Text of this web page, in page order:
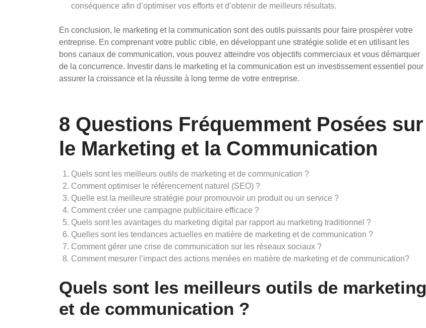
conséquence afin d’optimiser vos efforts et d’obtenir de meilleurs résultats.
En conclusion, le marketing et la communication sont des outils puissants pour faire prospérer votre
entreprise. En comprenant votre public cible, en développant une stratégie solide et en utilisant les
bons canaux de communication, vous pouvez atteindre vos objectifs commerciaux et vous démarquer
de la concurrence. Investir dans le marketing et la communication est un investissement essentiel pour
assurer la croissance et la réussite à long terme de votre entreprise.
8 Questions Fréquemment Posées sur
le Marketing et la Communication
Quels sont les meilleurs outils de marketing et de communication ?
Comment optimiser le référencement naturel (SEO) ?
Quelle est la meilleure stratégie pour promouvoir un produit ou un service ?
Comment créer une campagne publicitaire efficace ?
Quels sont les avantages du marketing digital par rapport au marketing traditionnel ?
Quelles sont les tendances actuelles en matière de marketing et de communication ?
Comment gérer une crise de communication sur les réseaux sociaux ?
Comment mesurer l’impact des actions menées en matière de marketing et de communication?
Quels sont les meilleurs outils de marketing
et de communication ?